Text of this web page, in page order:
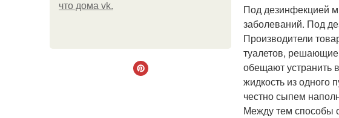
что дома vk.
Под дезинфекцией
заболеваний. Под
Производители
туалетов, решающие
обещают устранить
жидкость из одного
честно сыпем
Между тем способы